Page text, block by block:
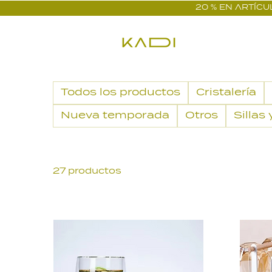
20 % EN
Todos los productos Cristalería
Nueva temporada Otros Sillas
27 productos